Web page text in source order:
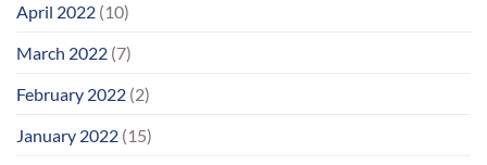
April 2022 (10)
March 2022 (7)
February 2022 (2)
January 2022 (15)